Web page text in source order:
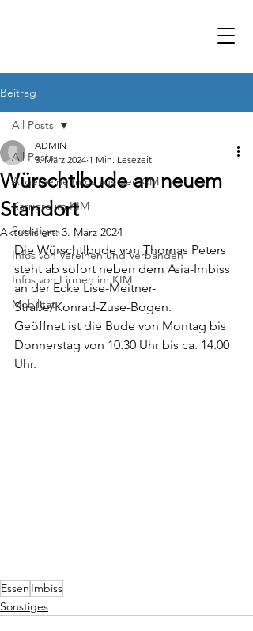
Beitrag
All Posts
Allgemeine Infos aus der KIM
Karriere im KIM
Sonstiges
Infos von Vereinen und Verbänden
Infos von Firmen im KIM
Mobilität
All Posts
Würschtlbude an neuem
Standort
ADMIN
3. März 2024 1 Min. Lesezeit
Aktualisiert:3. März 2024
Die Würschtlbude von Thomas Peters
steht ab sofort neben dem Asia-Imbiss
an der Ecke Lise-Meitner-
Straße/Konrad-Zuse-Bogen.
Geöffnet ist die Bude von Montag bis
Donnerstag von 10.30 Uhr bis ca. 14.00
Uhr.
Essen Imbiss
Sonstiges